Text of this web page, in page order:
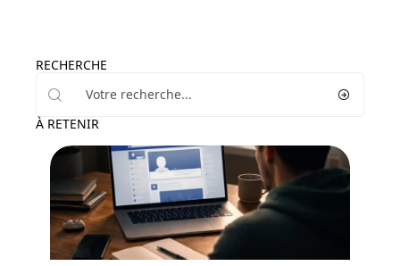
RECHERCHE
À RETENIR
Marketing